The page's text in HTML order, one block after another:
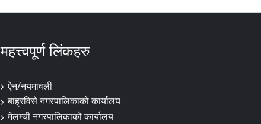
महत्त्वपूर्ण लिंकहरु
ऐन/नयमावली
बाह्रविसे नगरपालिकाको कार्यालय
मेलम्ची नगरपालिकाको कार्यालय